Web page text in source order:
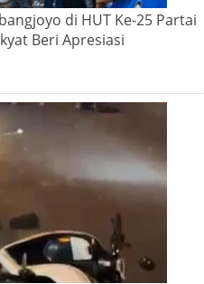
di HUT Ke-25 Partai
Beri Apresiasi